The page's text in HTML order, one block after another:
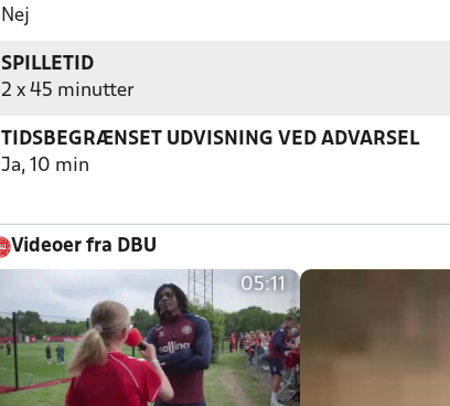
Nej
SPILLETID
2 x 45 minutter
TIDSBEGRÆNSET UDVISNING VED ADVARSEL
Ja, 10 min
Videoer fra DBU
05:11